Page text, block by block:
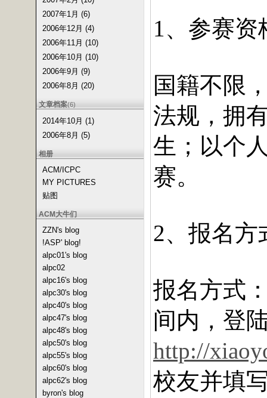
2007年1月 (6)
2006年12月 (4)
2006年11月 (10)
2006年10月 (10)
2006年9月 (9)
2006年8月 (20)
文章档案(6)
2014年10月 (1)
2006年8月 (5)
相册
ACM/ICPC
MY PICTURES
贴图
ACM大牛们
ZZN's blog
!ASP' blog!
alpc01's blog
alpc02
alpc16's blog
alpc30's blog
alpc40's blog
alpc47's blog
alpc48's blog
alpc50's blog
alpc55's blog
alpc60's blog
alpc62's blog
byron's blog
1、参赛资
国籍不限
法规，拥
生；以个
赛。
2、报名方
报名方式
间内，登
http://
校友并填